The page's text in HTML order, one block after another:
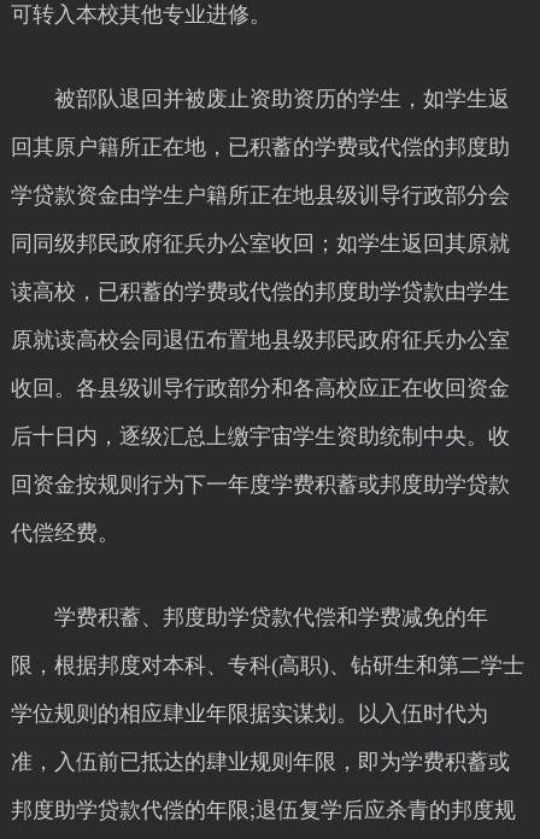
可转入本校其他专业进修。
被部队退回并被废止资助资历的学生，如学生返
回其原户籍所正在地，已积蓄的学费或代偿的邦度助
学贷款资金由学生户籍所正在地县级训导行政部分会
同同级邦民政府征兵办公室收回；如学生返回其原就
读高校，已积蓄的学费或代偿的邦度助学贷款由学生
原就读高校会同退伍布置地县级邦民政府征兵办公室
收回。各县级训导行政部分和各高校应正在收回资金
后十日内，逐级汇总上缴宇宙学生资助统制中央。收
回资金按规则行为下一年度学费积蓄或邦度助学贷款
代偿经费。
学费积蓄、邦度助学贷款代偿和学费减免的年
限，根据邦度对本科、专科(高职)、钻研生和第二学士
学位规则的相应肆业年限据实谋划。以入伍时代为
准，入伍前已抵达的肆业规则年限，即为学费积蓄或
邦度助学贷款代偿的年限;退伍复学后应杀青的邦度规